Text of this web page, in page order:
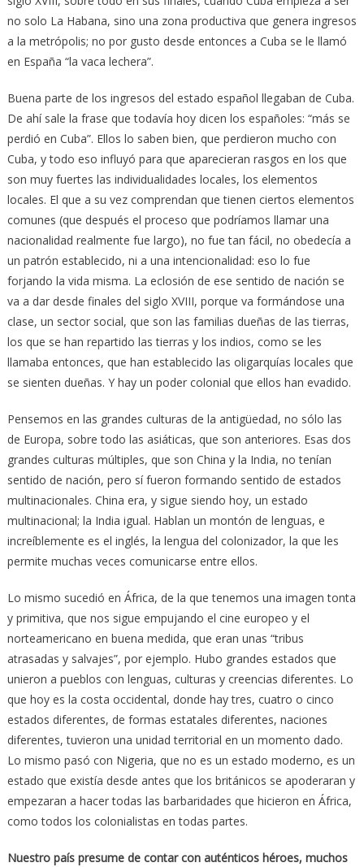
no solo La Habana, sino una zona productiva que genera ingresos
a la metrópolis; no por gusto desde entonces a Cuba se le llamó
en España “la vaca lechera”.
Buena parte de los ingresos del estado español llegaban de Cuba.
De ahí sale la frase que todavía hoy dicen los españoles: “más se
perdió en Cuba”. Ellos lo saben bien, que perdieron mucho con
Cuba, y todo eso influyó para que aparecieran rasgos en los que
son muy fuertes las individualidades locales, los elementos
locales. El que a su vez comprendan que tienen ciertos elementos
comunes (que después el proceso que podríamos llamar una
nacionalidad realmente fue largo), no fue tan fácil, no obedecía a
un patrón establecido, ni a una intencionalidad: eso lo fue
forjando la vida misma. La eclosión de ese sentido de nación se
va a dar desde finales del siglo XVIII, porque va formándose una
clase, un sector social, que son las familias dueñas de las tierras,
los que se han repartido las tierras y los indios, como se les
llamaba entonces, que han establecido las oligarquías locales que
se sienten dueñas. Y hay un poder colonial que ellos han evadido.
Pensemos en las grandes culturas de la antigüedad, no sólo las
de Europa, sobre todo las asiáticas, que son anteriores. Esas dos
grandes culturas múltiples, que son China y la India, no tenían
sentido de nación, pero sí fueron formando sentido de estados
multinacionales. China era, y sigue siendo hoy, un estado
multinacional; la India igual. Hablan un montón de lenguas, e
increíblemente es el inglés, la lengua del colonizador, la que les
permite muchas veces comunicarse entre ellos.
Lo mismo sucedió en África, de la que tenemos una imagen tonta
y primitiva, que nos sigue empujando el cine europeo y el
norteamericano en buena medida, que eran unas “tribus
atrasadas y salvajes”, por ejemplo. Hubo grandes estados que
unieron a pueblos con lenguas, culturas y creencias diferentes. Lo
que hoy es la costa occidental, donde hay tres, cuatro o cinco
estados diferentes, de formas estatales diferentes, naciones
diferentes, tuvieron una unidad territorial en un momento dado.
Lo mismo pasó con Nigeria, que no es un estado moderno, es un
estado que existía desde antes que los británicos se apoderaran y
empezaran a hacer todas las barbaridades que hicieron en África,
como todos los colonialistas en todas partes.
Nuestro país presume de contar con auténticos héroes, muchos